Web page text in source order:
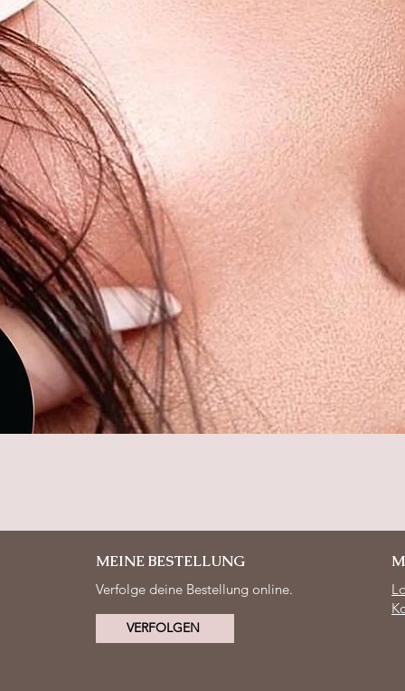
Kombilösung zu reinigen /
38%, 62% Polymacon.
Kontaktlinsen steril verpackt und
MEINE BESTELLUNG
Verfolge deine Bestellung online.
VERFOLGEN